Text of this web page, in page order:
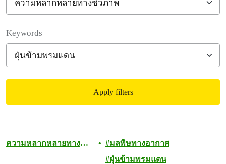
Keywords
Apply filters
ความหลากหลายทาง
มลพิษทางอากาศ
ฝุ่นข้ามพรมแดน